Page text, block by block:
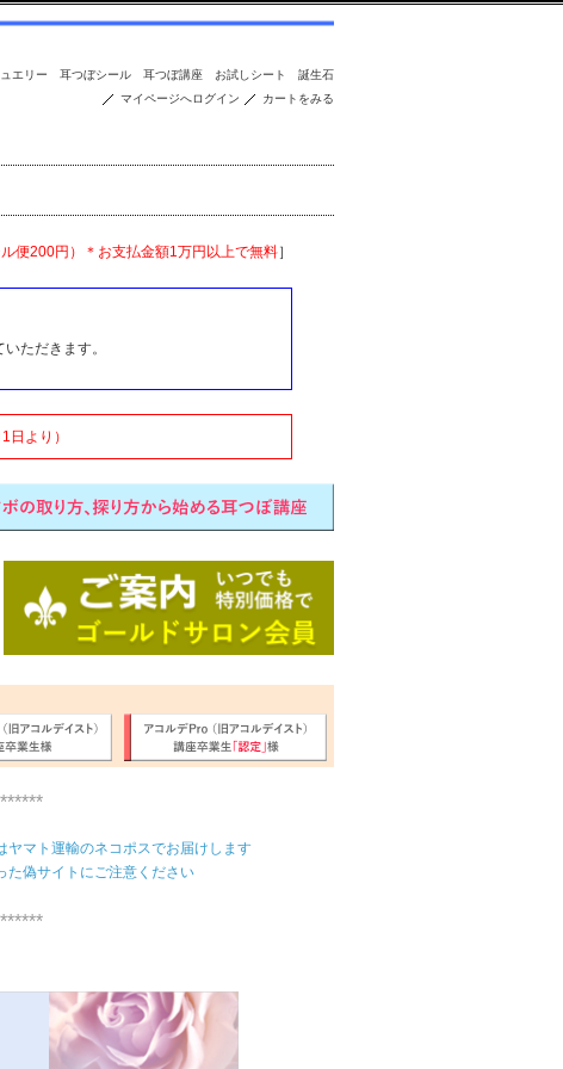
エリー 耳つぼシール 耳つぼ講座 お試しシート
誕生石
マイページへログイン
カートをみる
便200円）＊お支払金額1万円以上で無料］
ただきます。
より）
マト運輸のネコポスでお届けします
偽サイトにご注意ください